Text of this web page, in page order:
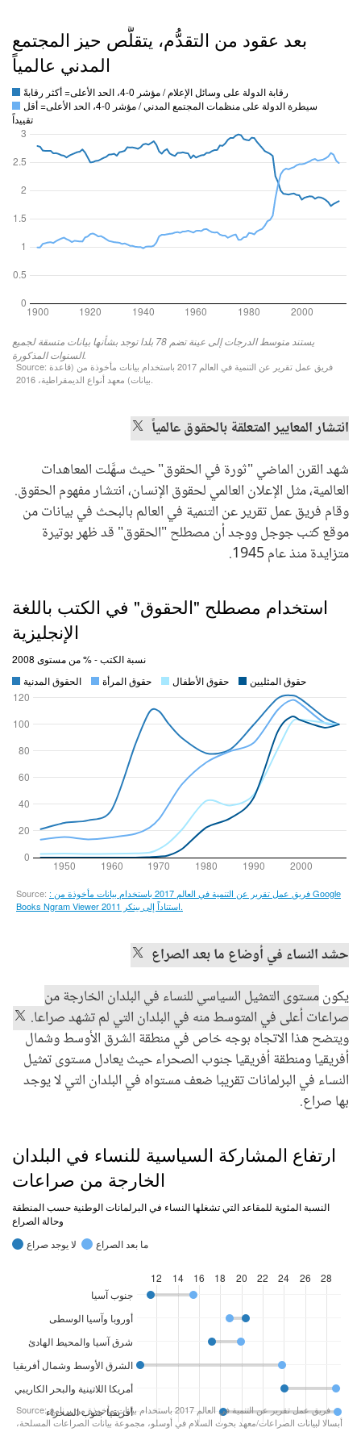
​انتشار المعايير المتعلقة بالحقوق عالمياً
شهد القرن الماضي "ثورة في الحقوق" حيث سهَّلت المعاهدات
العالمية، مثل الإعلان العالمي لحقوق الإنسان، انتشار مفهوم الحقوق.
وقام فريق عمل تقرير عن التنمية في العالم بالبحث في بيانات من
موقع كتب جوجل ووجد أن مصطلح "الحقوق" قد ظهر بوتيرة
متزايدة منذ عام 1945.
حشد النساء في أوضاع ما بعد الصراع
يكونمستوى التمثيل السياسي للنساء في البلدان الخارجة من
صراعات أعلى في المتوسط منه في البلدان التي لم تشهد صراعا.
ويتضح هذا الاتجاه بوجه خاص في منطقة الشرق الأوسط وشمال
أفريقيا ومنطقة أفريقيا جنوب الصحراء حيث يعادل مستوى تمثيل
النساء في البرلمانات تقريبا ضعف مستواه في البلدان التي لا يوجد
بها صراع.